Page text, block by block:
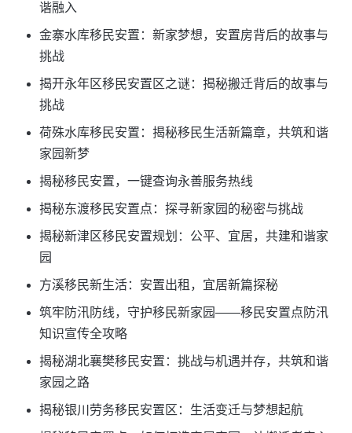
谐融入
金寨水库移民安置：新家梦想，安置房背后的故事与
挑战
揭开永年区移民安置区之谜：揭秘搬迁背后的故事与
挑战
荷殊水库移民安置：揭秘移民生活新篇章，共筑和谐
家园新梦
揭秘移民安置，一键查询永善服务热线
揭秘东渡移民安置点：探寻新家园的秘密与挑战
揭秘新津区移民安置规划：公平、宜居，共建和谐家
园
方溪移民新生活：安置出租，宜居新篇探秘
筑牢防汛防线，守护移民新家园——移民安置点防汛
知识宣传全攻略
揭秘湖北襄樊移民安置：挑战与机遇并存，共筑和谐
家园之路
揭秘银川劳务移民安置区：生活变迁与梦想起航